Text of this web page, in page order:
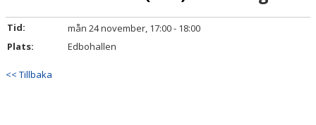
Tid:
mån 24 november, 17:00 - 18:00
Plats:
Edbohallen
<< Tillbaka